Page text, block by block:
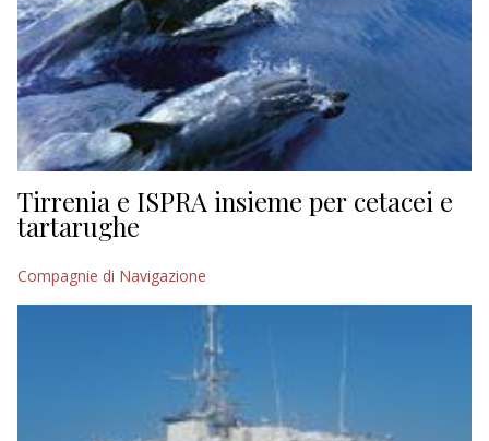
RICERCA
ECONOMIA
TURISMO
CULTURA
NAUTICA
EDITORIALI
Tirrenia e ISPRA insieme per cetacei e
tartarughe
Compagnie di Navigazione